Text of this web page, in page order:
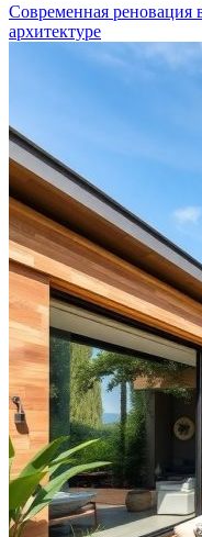
Современная реновация
архитектуре